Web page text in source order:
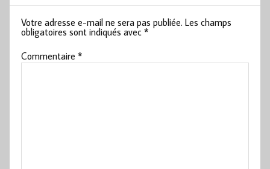
Votre adresse e-mail ne sera pas publiée. Les champs
obligatoires sont indiqués avec*
Commentaire*